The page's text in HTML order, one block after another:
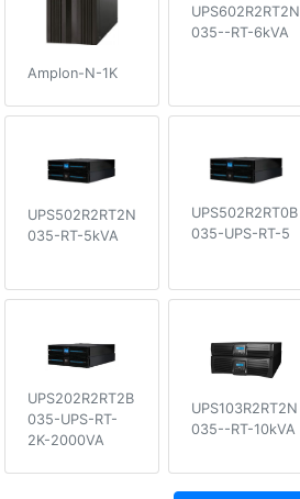
Amplon-N-1K
UPS602R2RT2N
035--RT-6kVA
UPS502R2RT2N
035-RT-5kVA
UPS502R2RT0B
035-UPS-RT-5
UPS202R2RT2B
035-UPS-RT-
2K-2000VA
UPS103R2RT2N
035--RT-10kVA